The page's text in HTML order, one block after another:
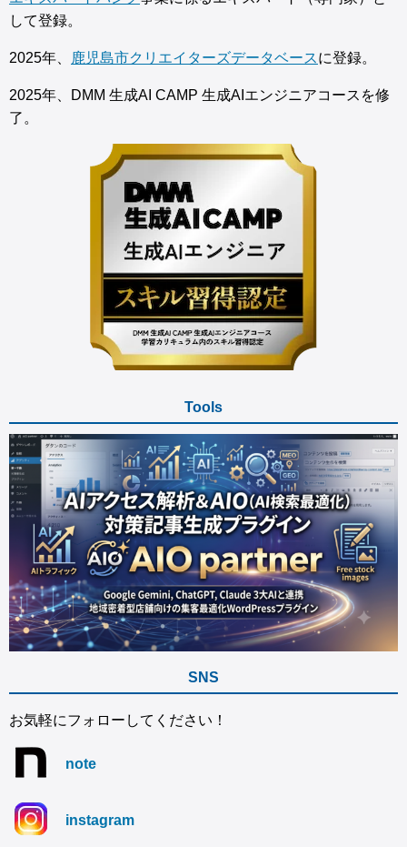
して登録。
2025年、 鹿児島市クリエイターズデータベースに登録。
2025年、DMM 生成AI CAMP 生成AIエンジニアコースを修
了。
Tools
SNS
お気軽にフォローしてください！
note
instagram